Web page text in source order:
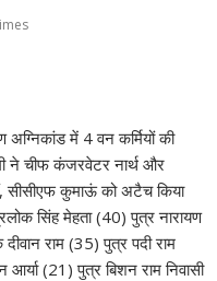
में 4 वन कर्मियों की
ने चीफ कंजरवेटर नार्थ और
सीसीएफ कुमाऊं को अटैच किया
सिंह मेहता (40) पुत्र नारायण
राम (35) पुत्र पदी राम
(21) पुत्र बिशन राम निवासी